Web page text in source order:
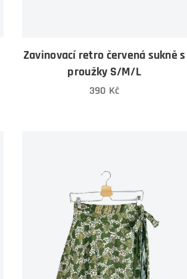
Zavinovací retro červená sukně s
proužky S/M/L
390 Kč